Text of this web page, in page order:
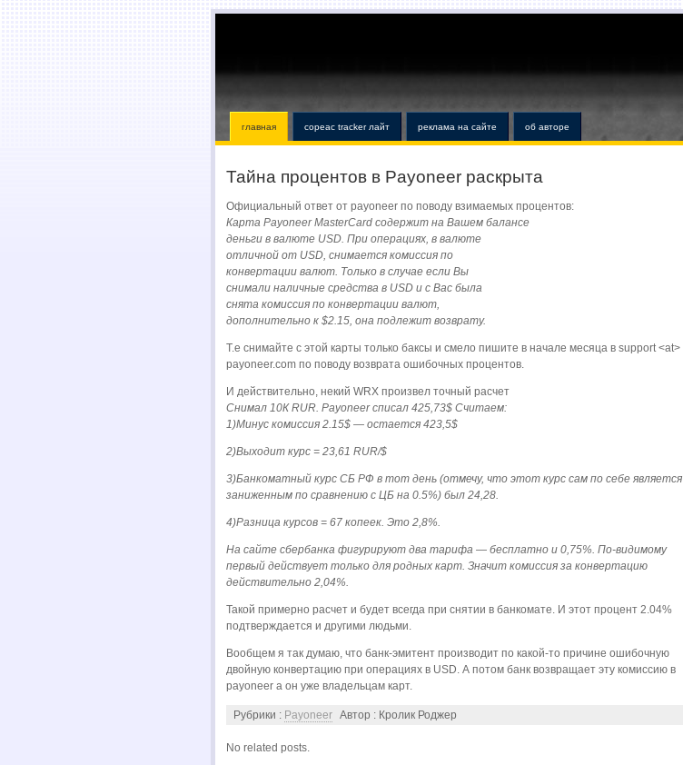
главная copeac tracker лайт реклама на сайте об авторе
Тайна процентов в Payoneer раскрыта
Официальный ответ от payoneer по поводу взимаемых процентов:
Карта Payoneer MasterCard содержит на Вашем балансе
деньги в валюте USD. При операциях, в валюте
отличной от USD, снимается комиссия по
конвертации валют. Только в случае если Вы
снимали наличные средства в USD и с Вас была
снята комиссия по конвертации валют,
дополнительно к $2.15, она подлежит возврату.
Т.е снимайте с этой карты только баксы и смело пишите в начале месяца в support <at>
payoneer.com по поводу возврата ошибочных процентов.
И действительно, некий WRX произвел точный расчет
Снимал 10К RUR. Payoneer списал 425,73$ Считаем:
1)Минус комиссия 2.15$ — остается 423,5$
2)Выходит курс = 23,61 RUR/$
3)Банкоматный курс СБ РФ в тот день (отмечу, что этот курс сам по себе является
заниженным по сравнению с ЦБ на 0.5%) был 24,28.
4)Разница курсов = 67 копеек. Это 2,8%.
На сайте сбербанка фигурируют два тарифа — бесплатно и 0,75%. По-видимому
первый действует только для родных карт. Значит комиссия за конвертацию
действительно 2,04%.
Такой примерно расчет и будет всегда при снятии в банкомате. И этот процент 2.04%
подтверждается и другими людьми.
Вообщем я так думаю, что банк-эмитент производит по какой-то причине ошибочную
двойную конвертацию при операциях в USD. А потом банк возвращает эту комиссию в
payoneer а он уже владельцам карт.
Рубрики : Payoneer Автор : Кролик Роджер
No related posts.